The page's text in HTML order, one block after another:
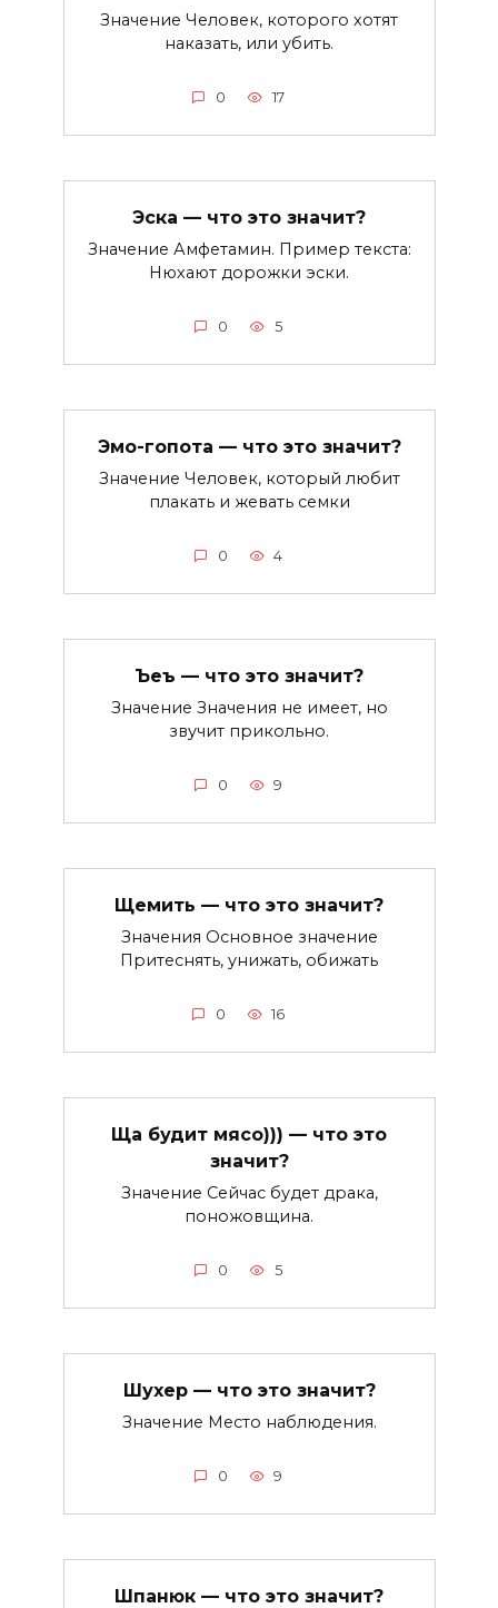
Значение Человек, которого хотят
наказать, или убить.
0 17
Эска — что это значит?
Значение Амфетамин. Пример текста:
Нюхают дорожки эски.
0 5
Эмо-гопота — что это значит?
Значение Человек, который любит
плакать и жевать семки
0 4
Ъеъ — что это значит?
Значение Значения не имеет, но
звучит прикольно.
0 9
Щемить — что это значит?
Значения Основное значение
Притеснять, унижать, обижать
0 16
Ща будит мясо))) — что это
значит?
Значение Сейчас будет драка,
поножовщина.
0 5
Шухер — что это значит?
Значение Место наблюдения.
0 9
Шпанюк — что это значит?